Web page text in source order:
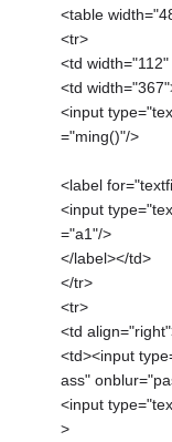
<table
<tr>
<td
<td
<input
="ming()"/>
<label
<input
="a1"/>
</label></td>
</tr>
<tr>
<td
<td><input
ass"
<input
>